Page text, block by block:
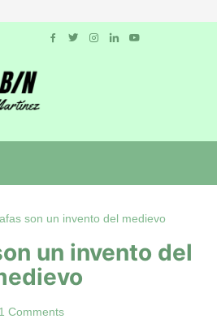
son un invento del medievo
un invento del
1 Comments